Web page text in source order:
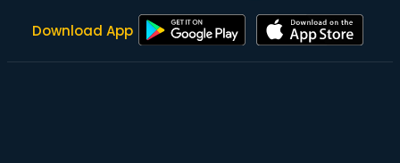
Download App